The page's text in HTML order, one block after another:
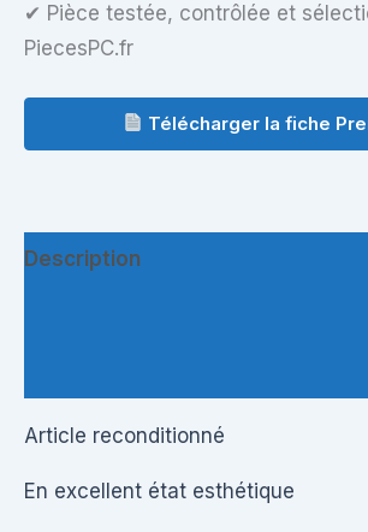
✔ Pièce testée, contrôlée et
PiecesPC.fr
Télécharger la fiche
Description
Article reconditionné
En excellent état esthétique